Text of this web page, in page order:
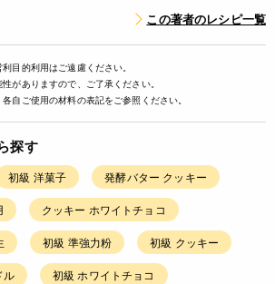
この著者のレシピ一覧
目的利用はご遠慮ください。
がありますので、ご了承ください。
自ご使用の材料の表記をご参照ください。
探す
初級 洋菓子 発酵バター クッキー
クッキー ホワイトチョコ
初級 準強力粉 初級 クッキー
ル 初級 ホワイトチョコ